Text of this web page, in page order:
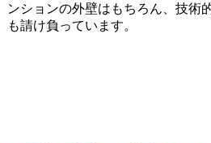
ンションの外壁はもちろん、技術
も請け負っています。